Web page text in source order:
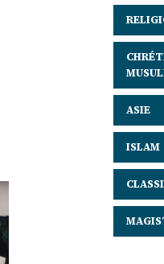
ASIE
ISLAM